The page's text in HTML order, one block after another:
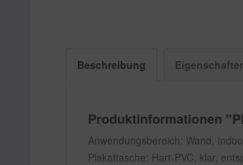
Beschreibung
Produktinformationen
Anwendungsbereich: Wand,
Plakattasche: Hart-PVC, klar,